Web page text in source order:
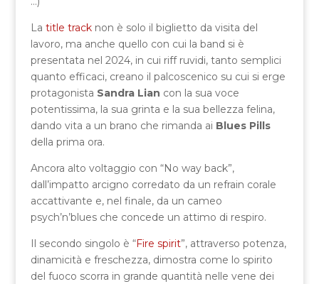
La title tracknon è solo il biglietto da visita del
lavoro, ma anche quello con cui la band si è
presentata nel 2024, in cui riff ruvidi, tanto semplici
quanto efficaci, creano il palcoscenico su cui si erge
protagonista Sandra Lian con la sua voce
potentissima, la sua grinta e la sua bellezza felina,
dando vita a un brano che rimanda ai Blues Pills
della prima ora.
Ancora alto voltaggio con “No way back”,
dall’impatto arcigno corredato da un refrain corale
accattivante e, nel finale, da un cameo
psych’n’blues che concede un attimo di respiro.
Il secondo singolo è “Fire spirit”, attraverso potenza,
dinamicità e freschezza, dimostra come lo spirito
del fuoco scorra in grande quantità nelle vene dei